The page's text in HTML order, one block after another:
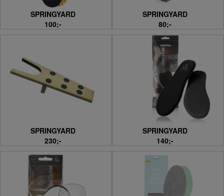
SPRINGYARD
100;-
SPRINGYARD
80;-
SPRINGYARD
230;-
SPRINGYARD
140;-